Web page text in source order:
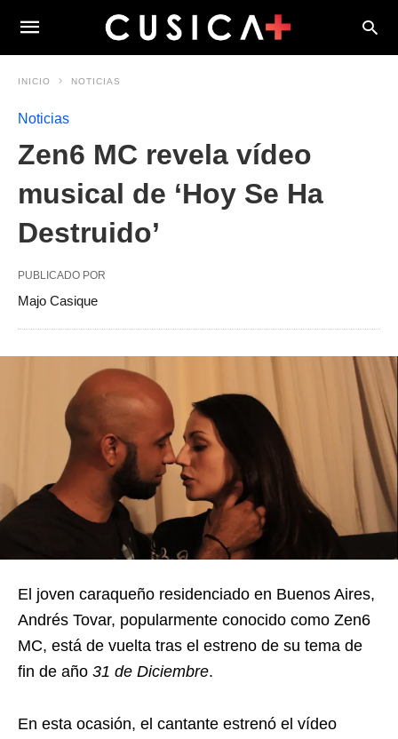
INICIO NOTICIAS
Noticias
Zen6 MC revela vídeo
musical de ‘Hoy Se Ha
Destruido’
PUBLICADO POR
Majo Casique
El joven caraqueño residenciado en Buenos Aires,
Andrés Tovar, popularmente conocido como Zen6
MC, está de vuelta tras el estreno de su tema de
fin de año 31 de Diciembre.
En esta ocasión, el cantante estrenó el vídeo